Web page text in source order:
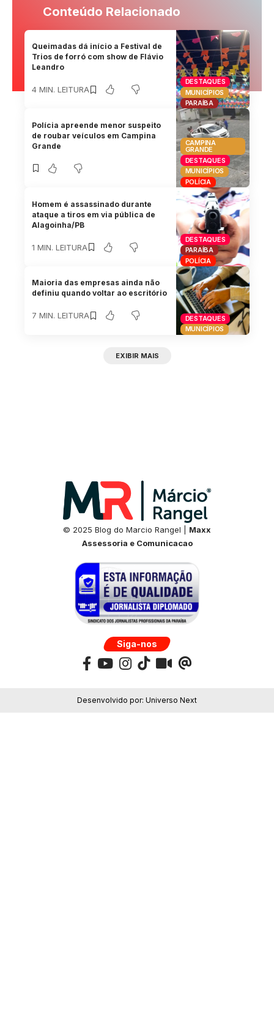
Conteúdo Relacionado
DESTAQUES
MUNICÍPIOS
PARAÍBA
Queimadas dá início a Festival de
Trios de forró com show de Flávio
Leandro
4 MIN. LEITURA
CAMPINA
GRANDE
DESTAQUES
MUNICÍPIOS
POLÍCIA
Polícia apreende menor suspeito
de roubar veículos em Campina
Grande
DESTAQUES
PARAÍBA
POLÍCIA
Homem é assassinado durante
ataque a tiros em via pública de
Alagoinha/PB
1 MIN. LEITURA
DESTAQUES
MUNICÍPIOS
Maioria das empresas ainda não
definiu quando voltar ao escritório
7 MIN. LEITURA
EXIBIR MAIS
© 2025 Blog do Marcio Rangel | Maxx
Assessoria e Comunicacao
Siga-nos
Desenvolvido por: Universo Next